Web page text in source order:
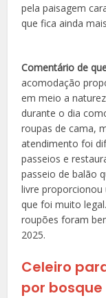
pela paisagem
que fica ainda
Comentário de
acomodação
em meio a
durante o dia
roupas de cama,
atendimento foi
passeios e
passeio de balão
livre proporcionou
que foi muito
roupões foram
2025.
Celeiro
por